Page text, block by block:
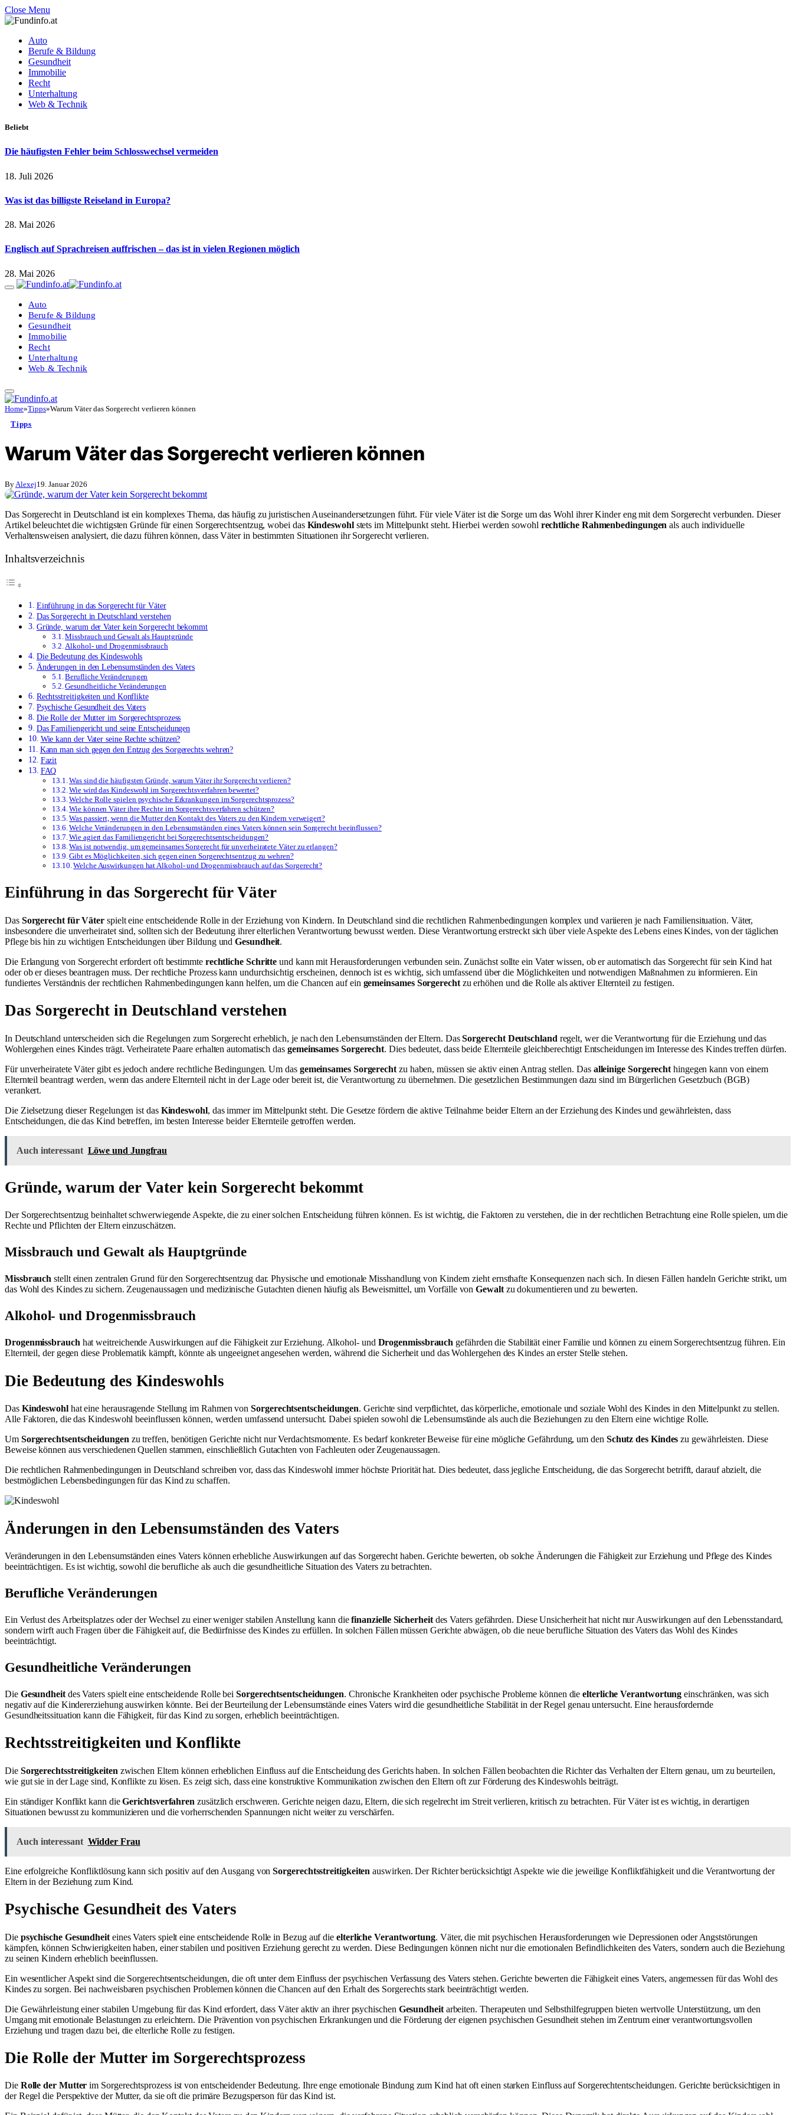
Close Menu
Auto
Berufe & Bildung
Gesundheit
Immobilie
Recht
Unterhaltung
Web & Technik
Beliebt
Die häufigsten Fehler beim Schlosswechsel vermeiden
18. Juli 2026
Was ist das billigste Reiseland in Europa?
28. Mai 2026
Englisch auf Sprachreisen auffrischen – das ist in vielen Regionen möglich
28. Mai 2026
Auto
Berufe & Bildung
Gesundheit
Immobilie
Recht
Unterhaltung
Web & Technik
Home»Tipps»Warum Väter das Sorgerecht verlieren können
Tipps
Warum Väter das Sorgerecht verlieren können
By Alexej19. Januar 2026
Das Sorgerecht in Deutschland ist ein komplexes Thema, das häufig zu juristischen Auseinandersetzungen führt. Für viele Väter ist die Sorge um das Wohl ihrer Kinder eng mit dem Sorgerecht verbunden. Dieser
Artikel beleuchtet die wichtigsten Gründe für einen Sorgerechtsentzug, wobei das Kindeswohlstets im Mittelpunkt steht. Hierbei werden sowohl rechtliche Rahmenbedingungen als auch individuelle
Verhaltensweisen analysiert, die dazu führen können, dass Väter in bestimmten Situationen ihr Sorgerecht verlieren.
Inhaltsverzeichnis
Einführung in das Sorgerecht für Väter
Das Sorgerecht in Deutschland verstehen
Gründe, warum der Vater kein Sorgerecht bekommt
Missbrauch und Gewalt als Hauptgründe
Alkohol- und Drogenmissbrauch
Die Bedeutung des Kindeswohls
Änderungen in den Lebensumständen des Vaters
Berufliche Veränderungen
Gesundheitliche Veränderungen
Rechtsstreitigkeiten und Konflikte
Psychische Gesundheit des Vaters
Die Rolle der Mutter im Sorgerechtsprozess
Das Familiengericht und seine Entscheidungen
Wie kann der Vater seine Rechte schützen?
Kann man sich gegen den Entzug des Sorgerechts wehren?
Fazit
FAQ
Was sind die häufigsten Gründe, warum Väter ihr Sorgerecht verlieren?
Wie wird das Kindeswohl im Sorgerechtsverfahren bewertet?
Welche Rolle spielen psychische Erkrankungen im Sorgerechtsprozess?
Wie können Väter ihre Rechte im Sorgerechtsverfahren schützen?
Was passiert, wenn die Mutter den Kontakt des Vaters zu den Kindern verweigert?
Welche Veränderungen in den Lebensumständen eines Vaters können sein Sorgerecht beeinflussen?
Wie agiert das Familiengericht bei Sorgerechtsentscheidungen?
Was ist notwendig, um gemeinsames Sorgerecht für unverheiratete Väter zu erlangen?
Gibt es Möglichkeiten, sich gegen einen Sorgerechtsentzug zu wehren?
Welche Auswirkungen hat Alkohol- und Drogenmissbrauch auf das Sorgerecht?
Einführung in das Sorgerecht für Väter
Das Sorgerecht für Väter spielt eine entscheidende Rolle in der Erziehung von Kindern. In Deutschland sind die rechtlichen Rahmenbedingungen komplex und variieren je nach Familiensituation. Väter,
insbesondere die unverheiratet sind, sollten sich der Bedeutung ihrer elterlichen Verantwortung bewusst werden. Diese Verantwortung erstreckt sich über viele Aspekte des Lebens eines Kindes, von der täglichen
Pflege bis hin zu wichtigen Entscheidungen über Bildung undGesundheit.
Die Erlangung von Sorgerecht erfordert oft bestimmte rechtliche Schritte und kann mit Herausforderungen verbunden sein. Zunächst sollte ein Vater wissen, ob er automatisch das Sorgerecht für sein Kind hat
oder ob er dieses beantragen muss. Der rechtliche Prozess kann undurchsichtig erscheinen, dennoch ist es wichtig, sich umfassend über die Möglichkeiten und notwendigen Maßnahmen zu informieren. Ein
fundiertes Verständnis der rechtlichen Rahmenbedingungen kann helfen, um die Chancen auf ein gemeinsames Sorgerechtzu erhöhen und die Rolle als aktiver Elternteil zu festigen.
Das Sorgerecht in Deutschland verstehen
In Deutschland unterscheiden sich die Regelungen zum Sorgerecht erheblich, je nach den Lebensumständen der Eltern. DasSorgerecht Deutschland regelt, wer die Verantwortung für die Erziehung und das
Wohlergehen eines Kindes trägt. Verheiratete Paare erhalten automatisch das gemeinsames Sorgerecht. Dies bedeutet, dass beide Elternteile gleichberechtigt Entscheidungen im Interesse des Kindes treffen dürfen.
Für unverheiratete Väter gibt es jedoch andere rechtliche Bedingungen. Um das gemeinsames Sorgerecht zu haben, müssen sie aktiv einen Antrag stellen. Das alleinige Sorgerecht hingegen kann von einem
Elternteil beantragt werden, wenn das andere Elternteil nicht in der Lage oder bereit ist, die Verantwortung zu übernehmen. Die gesetzlichen Bestimmungen dazu sind im Bürgerlichen Gesetzbuch (BGB)
verankert.
Die Zielsetzung dieser Regelungen ist das Kindeswohl, das immer im Mittelpunkt steht. Die Gesetze fördern die aktive Teilnahme beider Eltern an der Erziehung des Kindes und gewährleisten, dass
Entscheidungen, die das Kind betreffen, im besten Interesse beider Elternteile getroffen werden.
Auch interessant Löwe und Jungfrau
Gründe, warum der Vater kein Sorgerecht bekommt
Der Sorgerechtsentzug beinhaltet schwerwiegende Aspekte, die zu einer solchen Entscheidung führen können. Es ist wichtig, die Faktoren zu verstehen, die in der rechtlichen Betrachtung eine Rolle spielen, um die
Rechte und Pflichten der Eltern einzuschätzen.
Missbrauch und Gewalt als Hauptgründe
Missbrauch stellt einen zentralen Grund für den Sorgerechtsentzug dar. Physische und emotionale Misshandlung von Kindern zieht ernsthafte Konsequenzen nach sich. In diesen Fällen handeln Gerichte strikt, um
das Wohl des Kindes zu sichern. Zeugenaussagen und medizinische Gutachten dienen häufig als Beweismittel, um Vorfälle vonGewaltzu dokumentieren und zu bewerten.
Alkohol- und Drogenmissbrauch
Drogenmissbrauch hat weitreichende Auswirkungen auf die Fähigkeit zur Erziehung. Alkohol- und Drogenmissbrauch gefährden die Stabilität einer Familie und können zu einem Sorgerechtsentzug führen. Ein
Elternteil, der gegen diese Problematik kämpft, könnte als ungeeignet angesehen werden, während die Sicherheit und das Wohlergehen des Kindes an erster Stelle stehen.
Die Bedeutung des Kindeswohls
Das Kindeswohlhat eine herausragende Stellung im Rahmen vonSorgerechtsentscheidungen. Gerichte sind verpflichtet, das körperliche, emotionale und soziale Wohl des Kindes in den Mittelpunkt zu stellen.
Alle Faktoren, die das Kindeswohl beeinflussen können, werden umfassend untersucht. Dabei spielen sowohl die Lebensumstände als auch die Beziehungen zu den Eltern eine wichtige Rolle.
Um Sorgerechtsentscheidungen zu treffen, benötigen Gerichte nicht nur Verdachtsmomente. Es bedarf konkreter Beweise für eine mögliche Gefährdung, um den Schutz des Kindes zu gewährleisten. Diese
Beweise können aus verschiedenen Quellen stammen, einschließlich Gutachten von Fachleuten oder Zeugenaussagen.
Die rechtlichen Rahmenbedingungen in Deutschland schreiben vor, dass das Kindeswohl immer höchste Priorität hat. Dies bedeutet, dass jegliche Entscheidung, die das Sorgerecht betrifft, darauf abzielt, die
bestmöglichen Lebensbedingungen für das Kind zu schaffen.
Änderungen in den Lebensumständen des Vaters
Veränderungen in den Lebensumständen eines Vaters können erhebliche Auswirkungen auf das Sorgerecht haben. Gerichte bewerten, ob solche Änderungen die Fähigkeit zur Erziehung und Pflege des Kindes
beeinträchtigen. Es ist wichtig, sowohl die berufliche als auch die gesundheitliche Situation des Vaters zu betrachten.
Berufliche Veränderungen
Ein Verlust des Arbeitsplatzes oder der Wechsel zu einer weniger stabilen Anstellung kann diefinanzielle Sicherheitdes Vaters gefährden. Diese Unsicherheit hat nicht nur Auswirkungen auf den Lebensstandard,
sondern wirft auch Fragen über die Fähigkeit auf, die Bedürfnisse des Kindes zu erfüllen. In solchen Fällen müssen Gerichte abwägen, ob die neue berufliche Situation des Vaters das Wohl des Kindes
beeinträchtigt.
Gesundheitliche Veränderungen
Die Gesundheitdes Vaters spielt eine entscheidende Rolle beiSorgerechtsentscheidungen. Chronische Krankheiten oder psychische Probleme können dieelterliche Verantwortung einschränken, was sich
negativ auf die Kindererziehung auswirken könnte. Bei der Beurteilung der Lebensumstände eines Vaters wird die gesundheitliche Stabilität in der Regel genau untersucht. Eine herausfordernde
Gesundheitssituation kann die Fähigkeit, für das Kind zu sorgen, erheblich beeinträchtigen.
Rechtsstreitigkeiten und Konflikte
Die Sorgerechtsstreitigkeiten zwischen Eltern können erheblichen Einfluss auf die Entscheidung des Gerichts haben. In solchen Fällen beobachten die Richter das Verhalten der Eltern genau, um zu beurteilen,
wie gut sie in der Lage sind, Konflikte zu lösen. Es zeigt sich, dass eine konstruktive Kommunikation zwischen den Eltern oft zur Förderung des Kindeswohls beiträgt.
Ein ständiger Konflikt kann dieGerichtsverfahren zusätzlich erschweren. Gerichte neigen dazu, Eltern, die sich regelrecht im Streit verlieren, kritisch zu betrachten. Für Väter ist es wichtig, in derartigen
Situationen bewusst zu kommunizieren und die vorherrschenden Spannungen nicht weiter zu verschärfen.
Auch interessant Widder Frau
Eine erfolgreiche Konfliktlösung kann sich positiv auf den Ausgang vonSorgerechtsstreitigkeiten auswirken. Der Richter berücksichtigt Aspekte wie die jeweilige Konfliktfähigkeit und die Verantwortung der
Eltern in der Beziehung zum Kind.
Psychische Gesundheit des Vaters
Die psychische Gesundheit eines Vaters spielt eine entscheidende Rolle in Bezug auf die elterliche Verantwortung. Väter, die mit psychischen Herausforderungen wie Depressionen oder Angststörungen
kämpfen, können Schwierigkeiten haben, einer stabilen und positiven Erziehung gerecht zu werden. Diese Bedingungen können nicht nur die emotionalen Befindlichkeiten des Vaters, sondern auch die Beziehung
zu seinen Kindern erheblich beeinflussen.
Ein wesentlicher Aspekt sind die Sorgerechtsentscheidungen, die oft unter dem Einfluss der psychischen Verfassung des Vaters stehen. Gerichte bewerten die Fähigkeit eines Vaters, angemessen für das Wohl des
Kindes zu sorgen. Bei nachweisbaren psychischen Problemen können die Chancen auf den Erhalt des Sorgerechts stark beeinträchtigt werden.
Die Gewährleistung einer stabilen Umgebung für das Kind erfordert, dass Väter aktiv an ihrer psychischen Gesundheitarbeiten. Therapeuten und Selbsthilfegruppen bieten wertvolle Unterstützung, um den
Umgang mit emotionale Belastungen zu erleichtern. Die Prävention von psychischen Erkrankungen und die Förderung der eigenen psychischen Gesundheit stehen im Zentrum einer verantwortungsvollen
Erziehung und tragen dazu bei, die elterliche Rolle zu festigen.
Die Rolle der Mutter im Sorgerechtsprozess
Die Rolle der Mutter im Sorgerechtsprozess ist von entscheidender Bedeutung. Ihre enge emotionale Bindung zum Kind hat oft einen starken Einfluss auf Sorgerechtentscheidungen. Gerichte berücksichtigen in
der Regel die Perspektive der Mutter, da sie oft die primäre Bezugsperson für das Kind ist.